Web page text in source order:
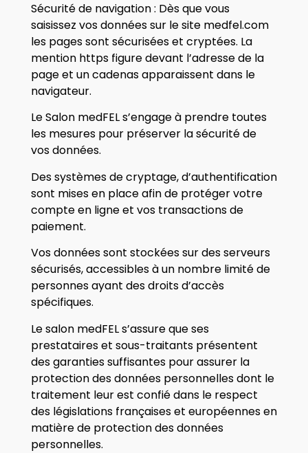
Sécurité de navigation : Dès que vous
saisissez vos données sur le site medfel.com
les pages sont sécurisées et cryptées. La
mention https figure devant l’adresse de la
page et un cadenas apparaissent dans le
navigateur.
Le Salon medFEL s’engage à prendre toutes
les mesures pour préserver la sécurité de
vos données.
Des systèmes de cryptage, d’authentification
sont mises en place afin de protéger votre
compte en ligne et vos transactions de
paiement.
Vos données sont stockées sur des serveurs
sécurisés, accessibles à un nombre limité de
personnes ayant des droits d’accès
spécifiques.
Le salon medFEL s’assure que ses
prestataires et sous-traitants présentent
des garanties suffisantes pour assurer la
protection des données personnelles dont le
traitement leur est confié dans le respect
des législations françaises et européennes en
matière de protection des données
personnelles.